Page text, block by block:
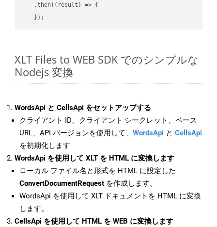
    .then(
( result ) => {
XLT Files to WEB SDK でのシンプルな
Nodejs 変換
WordsApi と CellsApi をセットアップする
クライアント ID、クライアント シークレット、ベース
URL、API バージョンを使用して、 WordsApi と CellsApi
を初期化します
WordsApi を使用して XLT を HTML に変換します
ローカル ファイル名と形式を HTML に設定した
ConvertDocumentRequest を作成します。
WordsApi を使用して XLT ドキュメントを HTML に変換
します。
CellsApi を使用して HTML を WEB に変換します